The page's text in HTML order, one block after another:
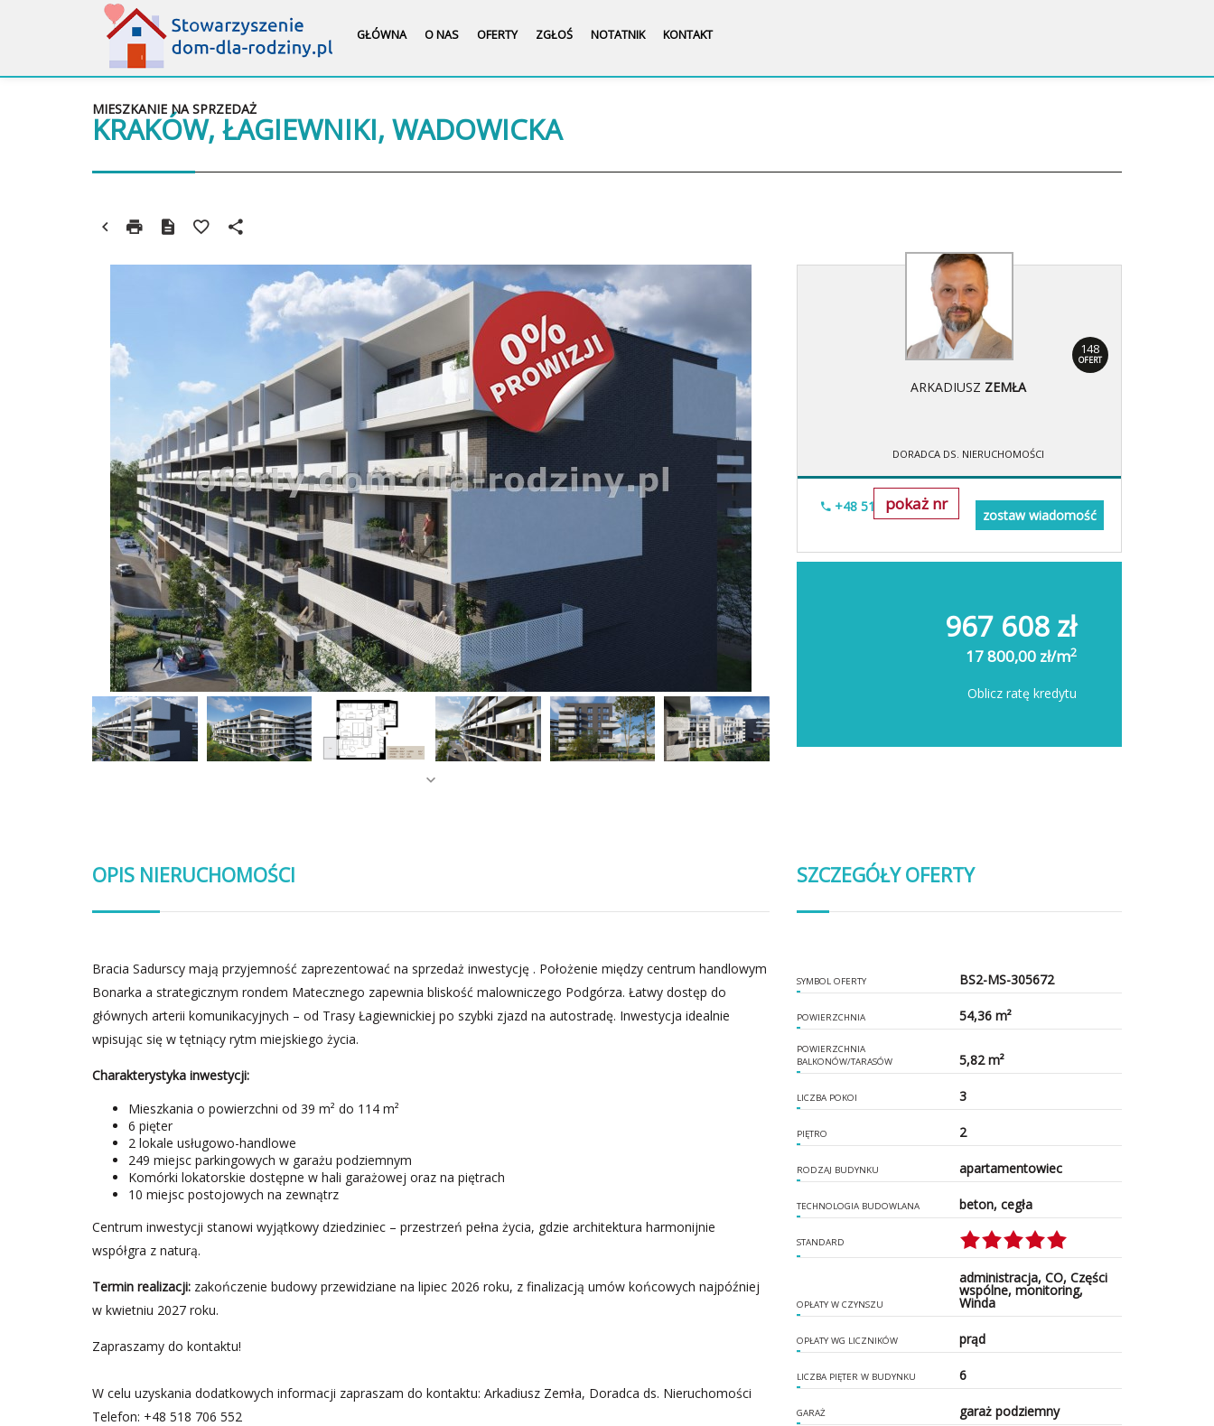
GŁÓWNA O NAS OFERTY ZGŁOŚ NOTATNIK KONTAKT
KRAKÓW, ŁAGIEWNIKI, WADOWICKA
MIESZKANIE NA SPRZEDAŻ
148
OFERT
ARKADIUSZ ZEMŁA
DORADCA DS. NIERUCHOMOŚCI
pokaż nr
+48 518-706-552
zostaw wiadomość
967 608 zł
17 800,00 zł/m2
Oblicz ratę kredytu
OPIS NIERUCHOMOŚCI
Bracia Sadurscy mają przyjemność zaprezentować na sprzedaż inwestycję . Położenie między centrum handlowym
Bonarka a strategicznym rondem Matecznego zapewnia bliskość malowniczego Podgórza. Łatwy dostęp do
głównych arterii komunikacyjnych – od Trasy Łagiewnickiej po szybki zjazd na autostradę. Inwestycja idealnie
wpisując się w tętniący rytm miejskiego życia.
Charakterystyka inwestycji:
Mieszkania o powierzchni od 39 m² do 114 m²
6 pięter
2 lokale usługowo-handlowe
249 miejsc parkingowych w garażu podziemnym
Komórki lokatorskie dostępne w hali garażowej oraz na piętrach
10 miejsc postojowych na zewnątrz
Centrum inwestycji stanowi wyjątkowy dziedziniec – przestrzeń pełna życia, gdzie architektura harmonijnie
współgra z naturą.
Termin realizacji: zakończenie budowy przewidziane na lipiec 2026 roku, z finalizacją umów końcowych najpóźniej
w kwietniu 2027 roku.
Zapraszamy do kontaktu!
W celu uzyskania dodatkowych informacji zapraszam do kontaktu: Arkadiusz Zemła, Doradca ds. Nieruchomości
Telefon: +48 518 706 552
SZCZEGÓŁY OFERTY
SYMBOL OFERTY BS2-MS-305672
POWIERZCHNIA 54,36 m²
POWIERZCHNIA
BALKONÓW/TARASÓW
5,82 m²
LICZBA POKOI 3
PIĘTRO 2
RODZAJ BUDYNKU apartamentowiec
TECHNOLOGIA BUDOWLANA beton, cegła
STANDARD
OPŁATY W CZYNSZU
administracja, CO, Części
wspólne, monitoring,
Winda
OPŁATY WG LICZNIKÓW prąd
LICZBA PIĘTER W BUDYNKU 6
GARAŻ garaż podziemny